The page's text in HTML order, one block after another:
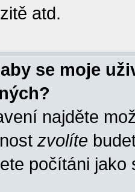
atd.
se moje
najděte
zvolíte
počítáni jako